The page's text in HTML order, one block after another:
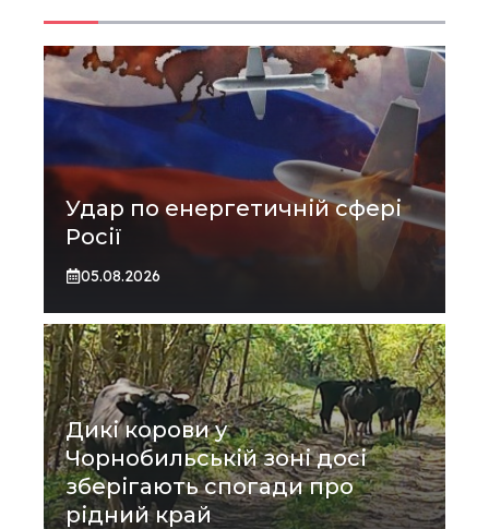
Удар по енергетичній сфері
Росії
05.08.2026
Дикі корови у
Чорнобильській зоні досі
зберігають спогади про
рідний край